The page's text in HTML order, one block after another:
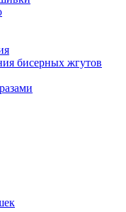
бисерных жгутов